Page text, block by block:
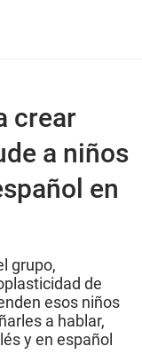
crear
a niños
en
grupo,
de
esos niños
a hablar,
y en español